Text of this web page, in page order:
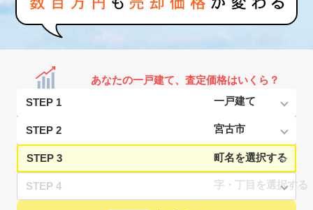
あなたの一戸建て、査定価格はいくら？
STEP 1
STEP 2
STEP 3
STEP 4
お問い合わせ